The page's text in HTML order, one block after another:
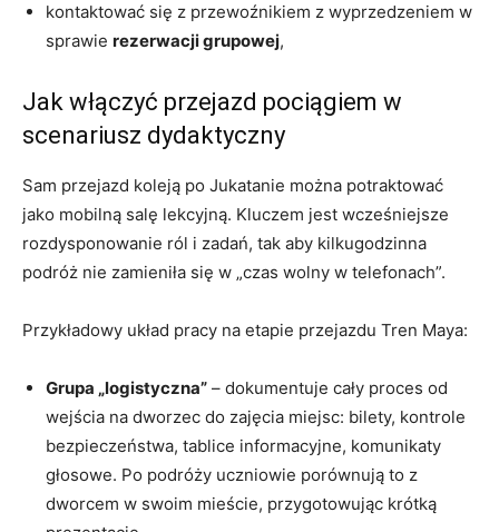
kontaktować się z przewoźnikiem z wyprzedzeniem w
sprawie rezerwacji grupowej,
Jak włączyć przejazd pociągiem w
scenariusz dydaktyczny
Sam przejazd koleją po Jukatanie można potraktować
jako mobilną salę lekcyjną. Kluczem jest wcześniejsze
rozdysponowanie ról i zadań, tak aby kilkugodzinna
podróż nie zamieniła się w „czas wolny w telefonach”.
Przykładowy układ pracy na etapie przejazdu Tren Maya:
Grupa „logistyczna” – dokumentuje cały proces od
wejścia na dworzec do zajęcia miejsc: bilety, kontrole
bezpieczeństwa, tablice informacyjne, komunikaty
głosowe. Po podróży uczniowie porównują to z
dworcem w swoim mieście, przygotowując krótką